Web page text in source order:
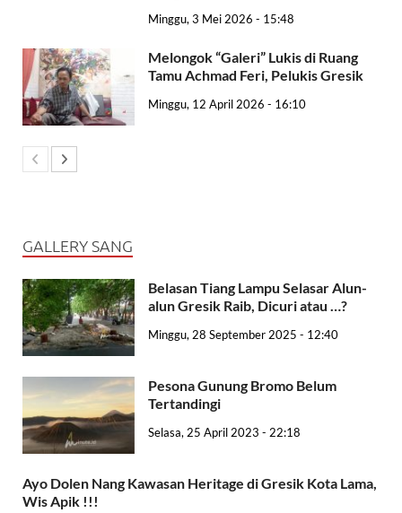
Minggu, 3 Mei 2026 - 15:48
Melongok “Galeri” Lukis di Ruang
Tamu Achmad Feri, Pelukis Gresik
Minggu, 12 April 2026 - 16:10
GALLERY SANG
Belasan Tiang Lampu Selasar Alun-
alun Gresik Raib, Dicuri atau …?
Minggu, 28 September 2025 - 12:40
Pesona Gunung Bromo Belum
Tertandingi
Selasa, 25 April 2023 - 22:18
Ayo Dolen Nang Kawasan Heritage di Gresik Kota Lama,
Wis Apik !!!